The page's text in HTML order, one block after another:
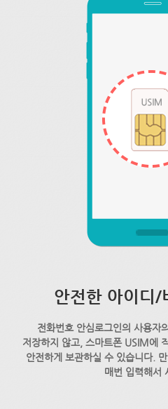
안전한 아이디/
전화번호 안심로그인의 사용자
저장하지 않고, 스마트폰 USIM에
안전하게 보관하실 수 있습니다.
매번 입력해서